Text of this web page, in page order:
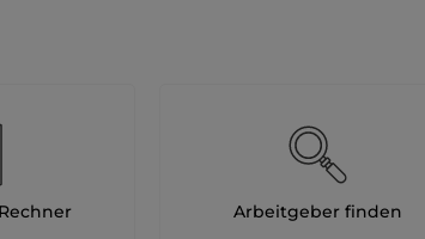
Arbeitgeber finden